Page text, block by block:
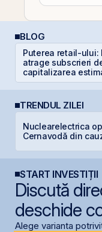
BLOG
Puterea retail-ului:
atrage subscrieri
capitalizarea
TRENDUL ZILEI
Nuclearelectrica
Cernavodă din
START INVESTIȚII
Discută
deschide
Alege varianta